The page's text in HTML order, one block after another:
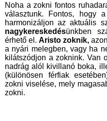
Noha a zokni fontos
választunk. Fontos, hogy
harmonizáljon az aktuális
nagykereskedésünkben
érhető el. Aristo zoknik,
a nyári melegben, vagy ha
kilátszódjon a zoknink. Van
nadrág alól kivillanó boka,
(különösen férfiak
zokni viselése, mely
zokni.